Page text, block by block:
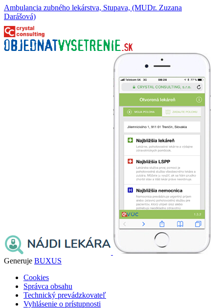
Ambulancia zubného lekárstva, Stupava, (MUDr. Zuzana
Darášová)
Generuje BUXUS
Cookies
Správca obsahu
Technický prevádzkovateľ
Vyhlásenie o prístupnosti